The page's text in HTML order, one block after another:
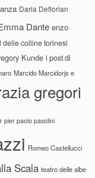
Daria Deflorian
Dante enzo
delle colline torinesi
Kunde i post di
Marcido Marcidorjs e
gregori
pier paolo pasolini
Romeo Castellucci
Scala teatro delle albe